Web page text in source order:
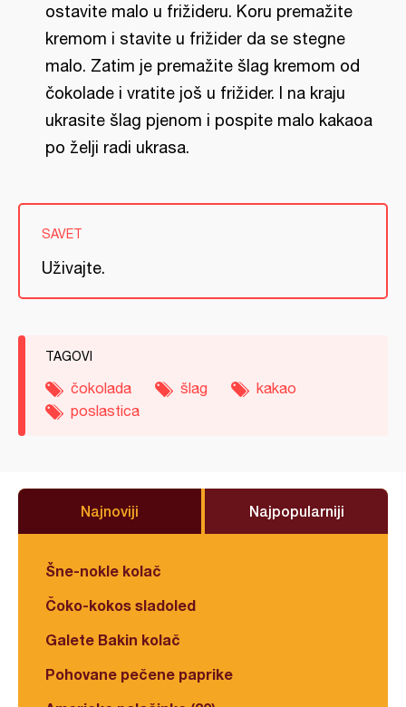
ostavite malo u frižideru. Koru premažite
kremom i stavite u frižider da se stegne
malo. Zatim je premažite šlag kremom od
čokolade i vratite još u frižider. I na kraju
ukrasite šlag pjenom i pospite malo kakaoa
po želji radi ukrasa.
SAVET
Uživajte.
TAGOVI
čokolada šlag
kakao
poslastica
Najnoviji Najpopularniji
Šne-nokle kolač
Čoko-kokos sladoled
Galete Bakin kolač
Pohovane pečene paprike